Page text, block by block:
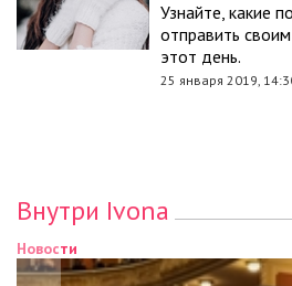
Узнайте, какие
отправить
этот день.
25 января 2019,
Внутри Ivona
Новости